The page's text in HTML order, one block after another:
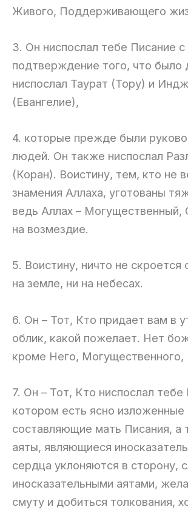
Живого, Поддерживающего
3. Он ниспослал тебе Писание с
подтверждение того, что было
ниспослал Таурат (Тору) и
(Евангелие),
4. которые прежде были
людей. Он также ниспослал
(Коран). Воистину, тем, кто не
знамения Аллаха, уготованы
ведь Аллах – Могущественный,
на возмездие.
5. Воистину, ничто не скроется
на земле, ни на небесах.
6. Он – Тот, Кто придает вам в
облик, какой пожелает. Нет
кроме Него, Могущественного,
7. Он – Тот, Кто ниспослал тебе
котором есть ясно изложенные
составляющие мать Писания, а
аяты, являющиеся
сердца уклоняются в сторону,
иносказательными аятами,
смуту и добиться толкования,